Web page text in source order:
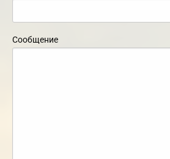
Сообщение